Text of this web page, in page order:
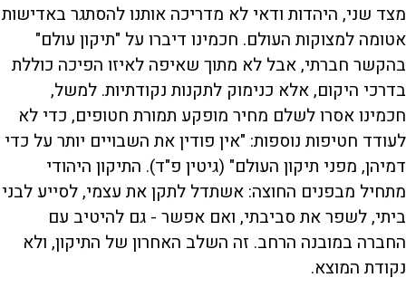
מצד שני, היהדות ודאי לא מדריכה אותנו להסתגר באדישות
אטומה למצוקות העולם. חכמינו דיברו על "תיקון עולם"
בהקשר חברתי, אבל לא מתוך שאיפה לאיזו הפיכה כוללת
בדרכי היקום, אלא כנימוק לתקנות נקודתיות. למשל,
חכמינו אסרו לשלם מחיר מופקע תמורת חטופים, כדי לא
לעודד חטיפות נוספות: "אין פודין את השבויים יותר על כדי
דמיהן, מפני תיקון העולם" (גיטין פ"ד). התיקון היהודי
מתחיל מבפנים החוצה: אשתדל לתקן את עצמי, לסייע לבני
ביתי, לשפר את סביבתי, ואם אפשר - גם להיטיב עם
החברה במובנה הרחב. זה השלב האחרון של התיקון, ולא
נקודת המוצא.